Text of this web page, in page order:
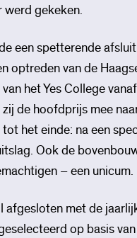
werd gekeken.
een spetterende
optreden van de
het Yes College
de hoofdprijs mee
het einde: na een
Ook de
– een unicum.
afgesloten met de
op basis